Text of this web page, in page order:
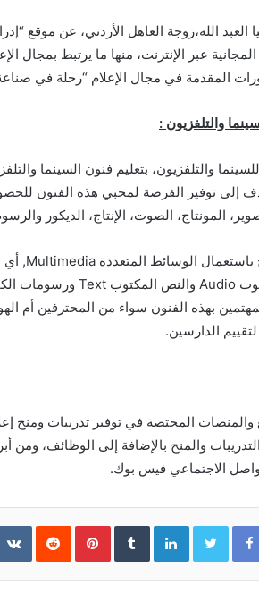
العبد الله،زوجة العاهل الأردني، عن موقع
المقدمة في مجال الإعلام “رحلة في
والتلفزيون، بتعليم فنون السينما
إلى توفير الفرصة لمحبي هذه الفنون
المونتاج، الصوت، الإنتاج، الديكور
بهذه الفنون سواء من المحترفين أم
الدارسين.
المختصة في توفير تدريبات ومنح
والمنح بالإضافة إلى الوظائف، ومن
الاجتماعي فيس بوك.
Facebook
Twitter
LinkedIn
‏Tumblr
Pinterest
‏Reddit